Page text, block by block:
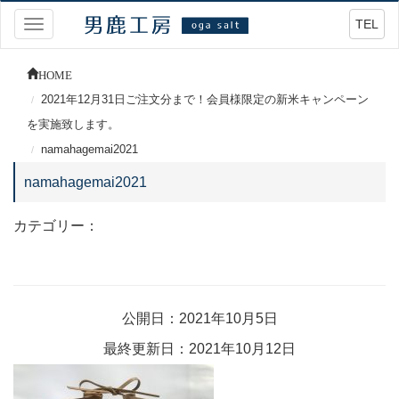
Toggle
navigation
TEL
HOME
2021年12月31日ご注文分まで！会員様限定の新米キャンペーン
を実施致します。
namahagemai2021
namahagemai2021
カテゴリー：
公開日：2021年10月5日
最終更新日：2021年10月12日